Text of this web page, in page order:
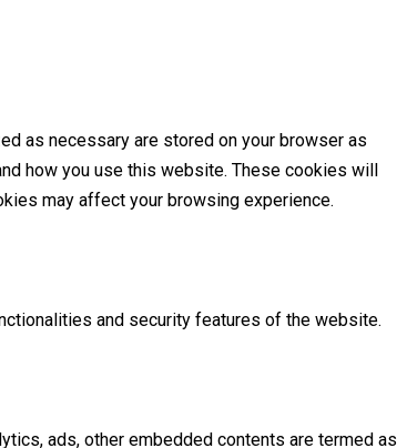
as necessary are stored on your browser as
how you use this website. These cookies will
may affect your browsing experience.
and security features of the website.
ads, other embedded contents are termed as